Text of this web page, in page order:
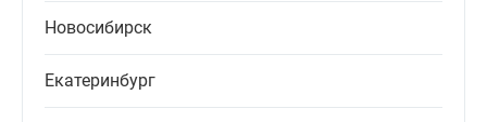
Новосибирск
Екатеринбург